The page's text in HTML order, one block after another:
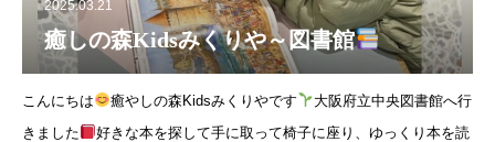
2025.03.21
癒しの森Kidsみくりや～図書館
こんにちは 癒やしの森Kidsみくりやです
大阪府立中央図書館へ行
きました
好きな本を探して手に取って椅子に座り、ゆっくり本を読